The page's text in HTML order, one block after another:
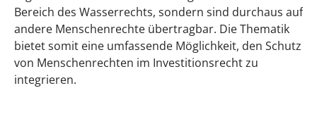
Bereich des Wasserrechts, sondern sind durchaus auf
andere Menschenrechte übertragbar. Die Thematik
bietet somit eine umfassende Möglichkeit, den Schutz
von Menschenrechten im Investitionsrecht zu
integrieren.